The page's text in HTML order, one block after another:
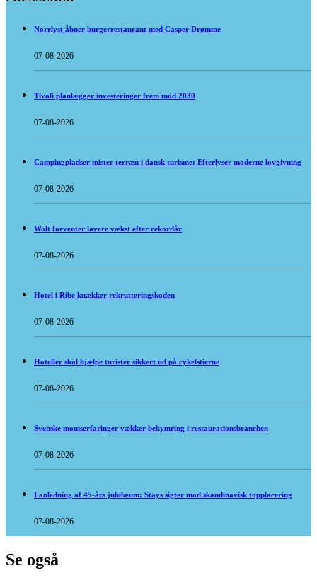
Norrlyst åbner burgerrestaurant med Casper Drømme
07-08-2026
Tivoli planlægger investeringer frem mod 2030
07-08-2026
Campingpladser mister terræn i dansk turisme: Efterlyser moderne lovgivning
07-08-2026
Wolt forventer lavere vækst efter rekordår
07-08-2026
Hotel i Ribe knækker rekrutteringskoden
07-08-2026
Hoteller skal hjælpe turister sikkert ud på cykelstierne
07-08-2026
Svenske momserfaringer vækker bekymring i restaurationsbranchen
07-08-2026
I anledning af 45-års jubilæum: Stays sigter mod skandinavisk topplacering
07-08-2026
Se også